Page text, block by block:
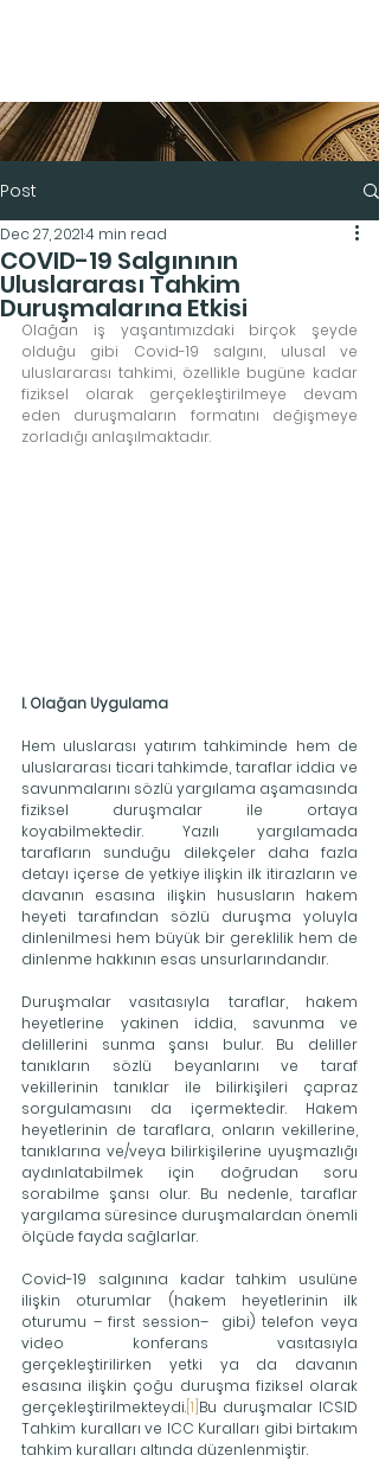
Post
COVID-19 Salgınının
Uluslararası Tahkim
Duruşmalarına Etkisi
Dec 27, 20214 min read
Olağan iş yaşantımızdaki birçok şeyde
olduğu gibi Covid-19 salgını, ulusal ve
uluslararası tahkimi, özellikle bugüne kadar
fiziksel olarak gerçekleştirilmeye devam
eden duruşmaların formatını değişmeye
zorladığı anlaşılmaktadır.
I. Olağan Uygulama
Hem uluslarası yatırım tahkiminde hem de
uluslararası ticari tahkimde, taraflar iddia ve
savunmalarını sözlü yargılama aşamasında
fiziksel duruşmalar ile ortaya
koyabilmektedir. Yazılı yargılamada
tarafların sunduğu dilekçeler daha fazla
detayı içerse de yetkiye ilişkin ilk itirazların ve
davanın esasına ilişkin hususların hakem
heyeti tarafından sözlü duruşma yoluyla
dinlenilmesi hem büyük bir gereklilik hem de
dinlenme hakkının esas unsurlarındandır.
Duruşmalar vasıtasıyla taraflar, hakem
heyetlerine yakinen iddia, savunma ve
delillerini sunma şansı bulur. Bu deliller
tanıkların sözlü beyanlarını ve taraf
vekillerinin tanıklar ile bilirkişileri çapraz
sorgulamasını da içermektedir. Hakem
heyetlerinin de taraflara, onların vekillerine,
tanıklarına ve/veya bilirkişilerine uyuşmazlığı
aydınlatabilmek için doğrudan soru
sorabilme şansı olur. Bu nedenle, taraflar
yargılama süresince duruşmalardan önemli
ölçüde fayda sağlarlar.
Covid-19 salgınına kadar tahkim usulüne
ilişkin oturumlar (hakem heyetlerinin ilk
oturumu – first session–  gibi) telefon veya
video konferans vasıtasıyla
gerçekleştirilirken yetki ya da davanın
esasına ilişkin çoğu duruşma fiziksel olarak
gerçekleştirilmekteydi. [1] Bu duruşmalar ICSID
Tahkim kuralları ve ICC Kuralları gibi birtakım
tahkim kuralları altında düzenlenmiştir.